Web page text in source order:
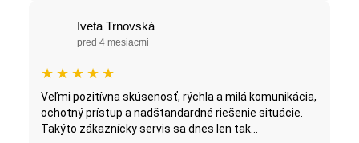
Iveta Trnovská
pred 4 mesiacmi
★ ★ ★ ★ ★
Veľmi pozitívna skúsenosť, rýchla a milá komunikácia,
ochotný prístup a nadštandardné riešenie situácie.
Takýto zákaznícky servis sa dnes len tak...